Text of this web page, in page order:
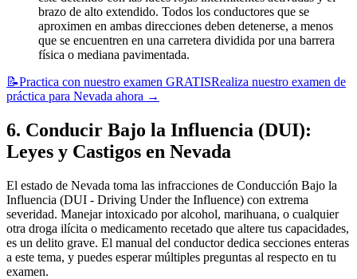
brazo de alto extendido. Todos los conductores que se
aproximen en ambas direcciones deben detenerse, a menos
que se encuentren en una carretera dividida por una barrera
física o mediana pavimentada.
📝Practica con nuestro examen GRATISRealiza nuestro examen de
práctica para Nevada ahora →
6. Conducir Bajo la Influencia (DUI):
Leyes y Castigos en Nevada
El estado de Nevada toma las infracciones de Conducción Bajo la
Influencia (DUI - Driving Under the Influence) con extrema
severidad. Manejar intoxicado por alcohol, marihuana, o cualquier
otra droga ilícita o medicamento recetado que altere tus capacidades,
es un delito grave. El manual del conductor dedica secciones enteras
a este tema, y puedes esperar múltiples preguntas al respecto en tu
examen.